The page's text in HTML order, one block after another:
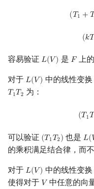
(𝑇1 +𝑇
(T1
(𝑘𝑇
(k
容易验证 𝐿(𝑉)
L(V) 是 𝐹
F 上的
对于 𝐿(𝑉)
L(V) 中的线性变换
𝑇 1𝑇2
T1T2 为：
(𝑇 1𝑇
(T1
可以验证 (𝑇 1𝑇2)
(T1T2) 也是 𝐿(
L(V
的乘积满足结合律，而
对于 𝐿(𝑉)
L(V) 中的线性变换
使得对于 𝑉
V 中任意的向